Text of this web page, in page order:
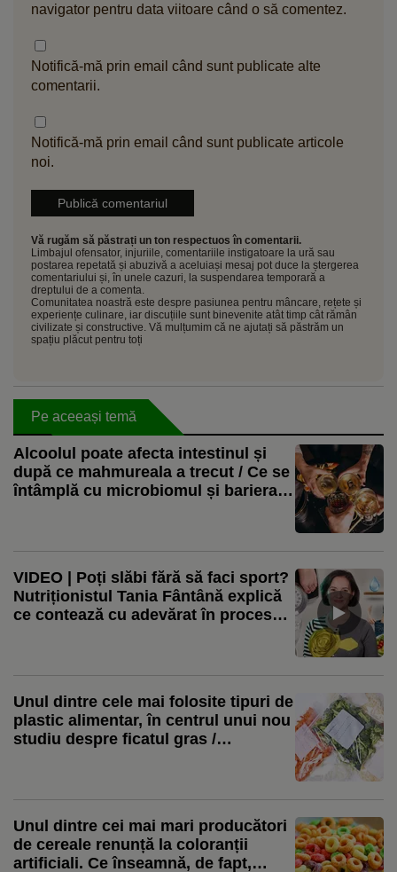
navigator pentru data viitoare când o să comentez.
Notifică-mă prin email când sunt publicate alte
comentarii.
Notifică-mă prin email când sunt publicate articole
noi.
Vă rugăm să păstrați un ton respectuos în comentarii.
Limbajul ofensator, injuriile, comentariile instigatoare la ură sau
postarea repetată și abuzivă a aceluiași mesaj pot duce la ștergerea
comentariului și, în unele cazuri, la suspendarea temporară a
dreptului de a comenta.
Comunitatea noastră este despre pasiunea pentru mâncare, rețete și
experiențe culinare, iar discuțiile sunt binevenite atât timp cât rămân
civilizate și constructive. Vă mulțumim că ne ajutați să păstrăm un
spațiu plăcut pentru toți
Pe aceeași temă
Alcoolul poate afecta intestinul și
după ce mahmureala a trecut / Ce se
întâmplă cu microbiomul și bariera
VIDEO | Poți slăbi fără să faci sport?
Nutriționistul Tania Fântână explică
ce contează cu adevărat în procesul
Unul dintre cele mai folosite tipuri de
plastic alimentar, în centrul unui nou
studiu despre ficatul gras /
Unul dintre cei mai mari producători
de cereale renunță la coloranții
artificiali. Ce înseamnă, de fapt,